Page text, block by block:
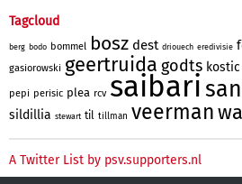
Tagcloud
berg bodo bommel bosz dest driouech eredivisie
gasiorowski geertruida godts kostic
pepi perisic plea rcv saibari
sildillia stewart til tillman veerman
A Twitter List by psv.supporters.nl